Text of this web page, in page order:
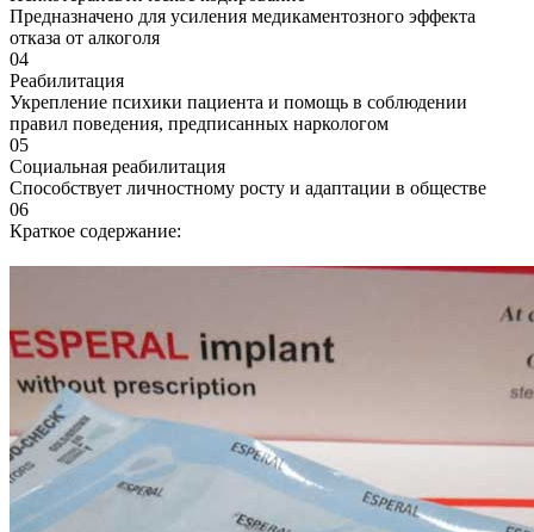
Предназначено для усиления медикаментозного эффекта
отказа от алкоголя
04
Реабилитация
Укрепление психики пациента и помощь в соблюдении
правил поведения, предписанных наркологом
05
Социальная реабилитация
Способствует личностному росту и адаптации в обществе
06
Краткое содержание: